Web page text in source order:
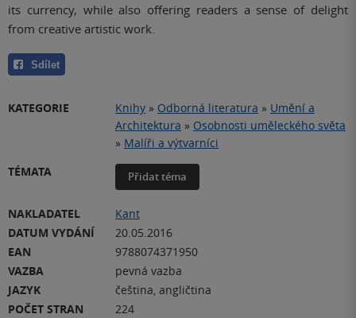
its currency, while also offering readers a sense of delight
from creative artistic work.
Sdílet
KATEGORIE Knihy » Odborná literatura » Umění a
Architektura » Osobnosti uměleckého světa
» Malíři a výtvarníci
TÉMATA
Přidat téma
NAKLADATEL
Kant
DATUM VYDÁNÍ
20.05.2016
EAN
9788074371950
VAZBA
pevná vazba
JAZYK
čeština, angličtina
POČET STRAN
224